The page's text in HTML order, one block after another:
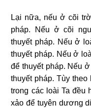
Lại nữa, nếu ở cõi
pháp. Nếu ở cõi
thuyết pháp. Nếu ở
thuyết pháp. Nếu ở
để thuyết pháp. Nếu
thuyết pháp.Tùy theo
trong các loài Ta đều
xảo để tuyên dương